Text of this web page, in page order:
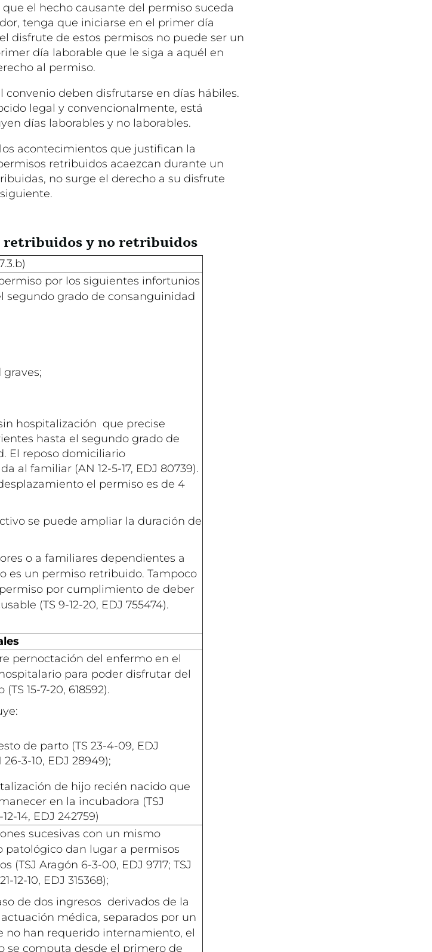
el hecho causante del permiso suceda
tenga que iniciarse en el primer día
disfrute de estos permisos no puede ser un
día laborable que le siga a aquél en
al permiso.
convenio deben disfrutarse en días hábiles.
legal y convencionalmente, está
días laborables y no laborables.
acontecimientos que justifican la
retribuidos acaezcan durante un
no surge el derecho a su disfrute
retribuidos y no retribuidos
por los siguientes infortunios
segundo grado de consanguinidad
hospitalización que precise
hasta el segundo grado de
El reposo domiciliario
al familiar (AN 12-5-17, EDJ 80739).
el permiso es de 4
se puede ampliar la duración de
o a familiares dependientes a
es un permiso retribuido. Tampoco
por cumplimiento de deber
(TS 9-12-20, EDJ 755474).
pernoctación del enfermo en el
para poder disfrutar del
15-7-20, 618592).
de parto (TS 23-4-09, EDJ
26-3-10, EDJ 28949);
de hijo recién nacido que
en la incubadora (TSJ
14, EDJ 242759)
sucesivas con un mismo
patológico dan lugar a permisos
(TSJ Aragón 6-3-00, EDJ 9717; TSJ
12-10, EDJ 315368);
de dos ingresos derivados de la
médica, separados por un
no han requerido internamiento, el
se computa desde el primero de